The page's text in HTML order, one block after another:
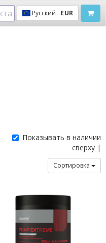
Русский EUR
Показывать в наличии
сверху |
Сортировка